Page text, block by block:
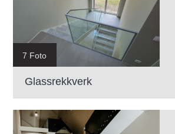
7 Foto
Glassrekkverk